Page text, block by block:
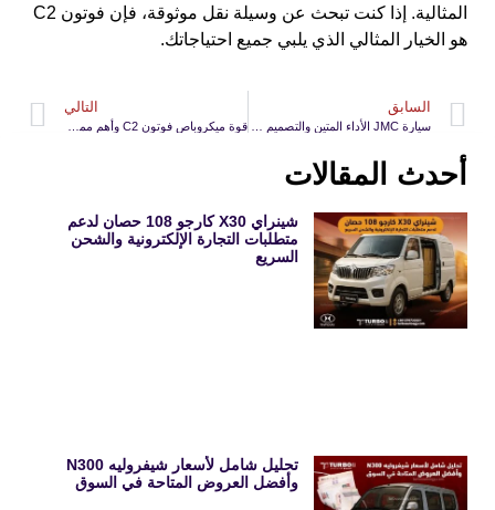
المثالية. إذا كنت تبحث عن وسيلة نقل موثوقة، فإن فوتون C2
هو الخيار المثالي الذي يلبي جميع احتياجاتك.
السابق التالي
أحدث المقالات
شينراي X30 كارجو 108 حصان لدعم
متطلبات التجارة الإلكترونية والشحن
السريع
تحليل شامل لأسعار شيفروليه N300
وأفضل العروض المتاحة في السوق